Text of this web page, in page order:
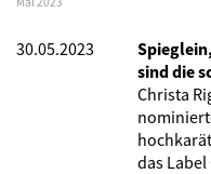
30.05.2023
sind die
Christa
das Label